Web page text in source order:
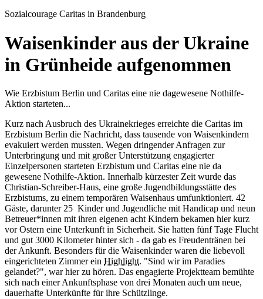
Sozialcourage Caritas in Brandenburg
Waisenkinder aus der Ukraine
in Grünheide aufgenommen
Wie Erzbistum Berlin und Caritas eine nie dagewesene Nothilfe-
Aktion starteten...
Kurz nach Ausbruch des Ukrainekrieges erreichte die Caritas im
Erzbistum Berlin die Nachricht, dass tausende von Waisenkindern
evakuiert werden mussten. Wegen dringender Anfragen zur
Unterbringung und mit großer Unterstützung engagierter
Einzelpersonen starteten Erzbistum und Caritas eine nie da
gewesene Nothilfe-Aktion. Innerhalb kürzester Zeit wurde das
Christian-Schreiber-Haus, eine große Jugendbildungsstätte des
Erzbistums, zu einem temporären Waisenhaus umfunktioniert. 42
Gäste, darunter 25 Kinder und Jugendliche mit Handicap und neun
Betreuer*innen mit ihren eigenen acht Kindern bekamen hier kurz
vor Ostern eine Unterkunft in Sicherheit. Sie hatten fünf Tage Flucht
und gut 3000 Kilometer hinter sich - da gab es Freudentränen bei
der Ankunft. Besonders für die Waisenkinder waren die liebevoll
eingerichteten Zimmer ein Highlight. "Sind wir im Paradies
gelandet?", war hier zu hören. Das engagierte Projektteam bemühte
sich nach einer Ankunftsphase von drei Monaten auch um neue,
dauerhafte Unterkünfte für ihre Schützlinge.